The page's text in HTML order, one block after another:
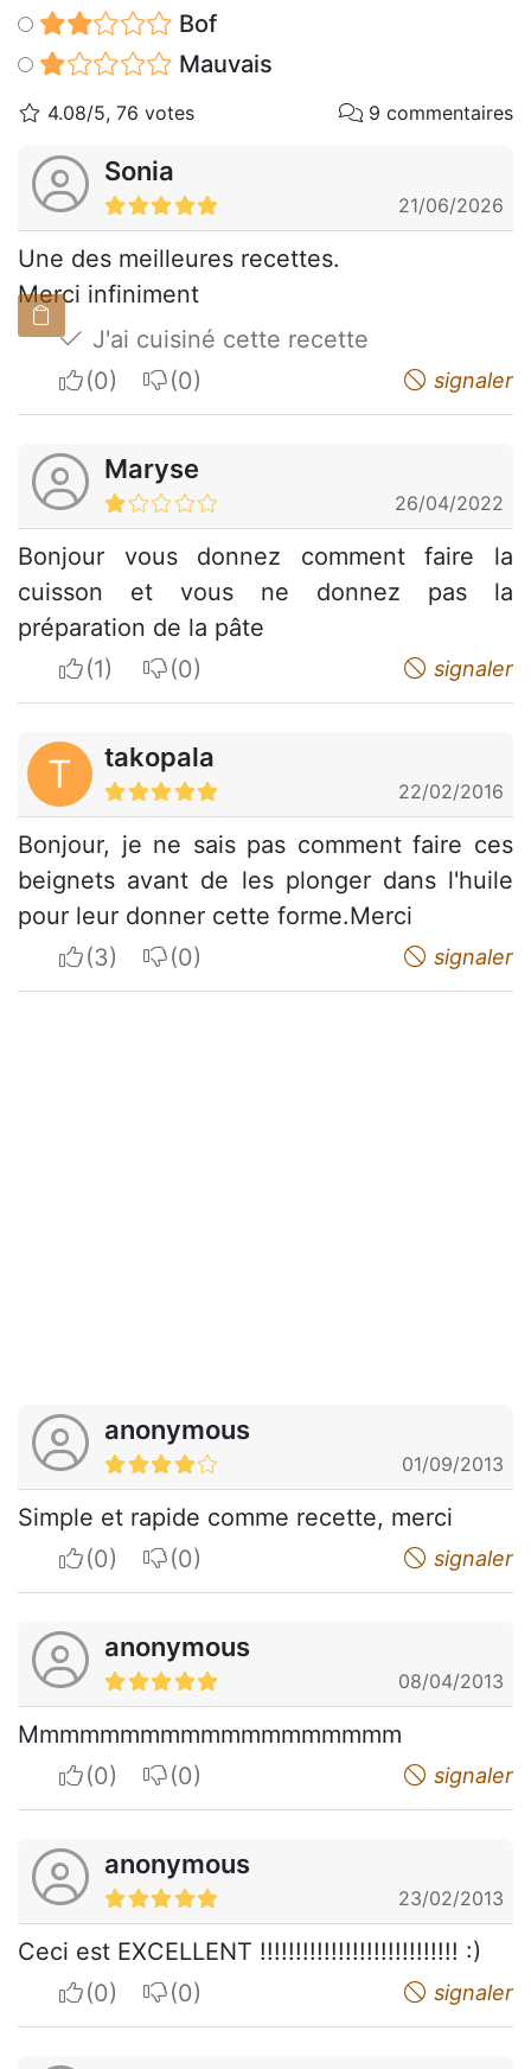
Bof
Mauvais
4.08/5, 76 votes 9 commentaires
Sonia
21/06/2026
Une des meilleures recettes.
Merci infiniment
J'ai cuisiné cette recette
I apreciateI do not appreciate signaler
Maryse
26/04/2022
Bonjour vous donnez comment faire la
cuisson et vous ne donnez pas la
préparation de la pâte
I apreciateI do not appreciate signaler
T takopala
22/02/2016
Bonjour, je ne sais pas comment faire ces
beignets avant de les plonger dans l'huile
pour leur donner cette forme.Merci
I apreciateI do not appreciate signaler
anonymous
01/09/2013
Simple et rapide comme recette, merci
I apreciateI do not appreciate signaler
anonymous
08/04/2013
Mmmmmmmmmmmmmmmmmmm
I apreciateI do not appreciate signaler
anonymous
23/02/2013
Ceci est EXCELLENT !!!!!!!!!!!!!!!!!!!!!!!!!!!! :)
I apreciateI do not appreciate signaler